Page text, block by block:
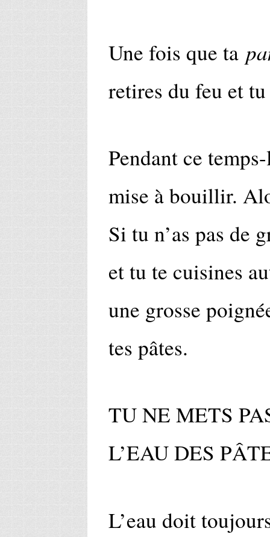
Une fois que ta
retires du feu et
Pendant ce
mise à bouillir.
Si tu n’as pas de
et tu te cuisines
une grosse
tes pâtes.
TU NE METS
L’EAU DES
L’eau doit